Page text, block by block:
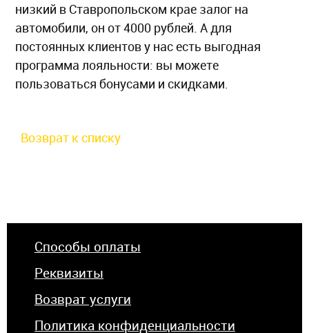
низкий в Ставропольском крае залог на
автомобили, он от 4000 рублей. А для
постоянных клиентов у нас есть выгодная
программа лояльности: вы можете
пользоваться бонусами и скидками.
Возврат к списку
Способы оплаты
Реквизиты
Возврат услуги
Политика конфиденциальности